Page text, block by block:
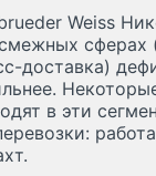
Weiss
сферах
доставка)
в эти